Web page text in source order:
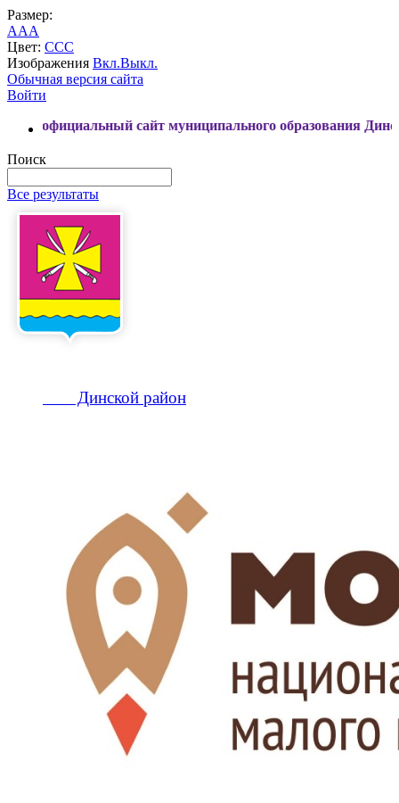
Размер:
AAA
Цвет: CCC
Изображения Вкл.Выкл.
Обычная версия сайта
Войти
сайт муниципального образования Динской район
Поиск
Все результаты
Динской район